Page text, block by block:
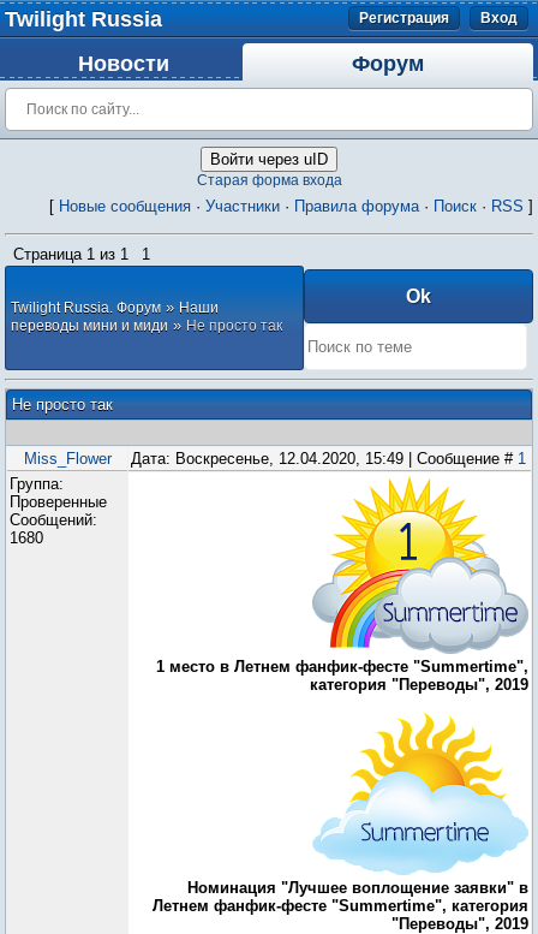
Twilight Russia Регистрация Вход
Новости Форум
Войти через uID
Старая форма входа
[ Новые сообщения · Участники · Правила форума· Поиск · RSS ]
Страница 1 из 1 1
Twilight Russia. Форум » Наши
переводы мини и миди » Не просто так
Не просто так
Miss_Flower Дата: Воскресенье, 12.04.2020, 15:49 | Сообщение # 1
Группа:
Проверенные
Сообщений:
1680
1 место в Летнем фанфик-фесте "Summertime",
категория "Переводы", 2019
Номинация "Лучшее воплощение заявки" в
Летнем фанфик-фесте "Summertime", категория
"Переводы", 2019